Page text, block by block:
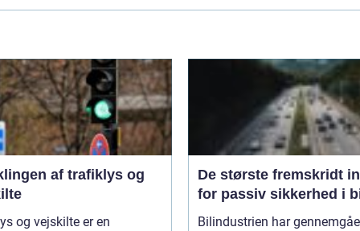
af trafiklys og
og vejskilte er en
De største fremskridt
for passiv sikkerhed i
Bilindustrien har